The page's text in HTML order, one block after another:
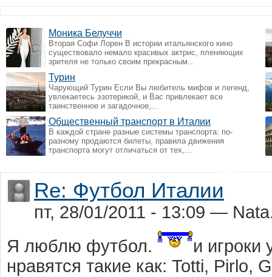
Моника Белуччи
Вторая Софи Лорен В истории итальянского кино
существовало немало красивых актрис, пленяющих
зрителя не только своим прекрасным...
Турин
Чарующий Турин Если Вы любитель мифов и легенд,
увлекаетесь эзотерикой, и Вас привлекает все
таинственное и загадочное,...
Общественный транспорт в Италии
В каждой стране разные системы транспорта: по-
разному продаются билеты, правила движения
транспорта могут отличаться от тех,...
Re: Футбол Италии
пт, 28/01/2011 - 13:09 —
Я люблю футбол.
и игроки
нравятся такие как: Totti, Pirlo,